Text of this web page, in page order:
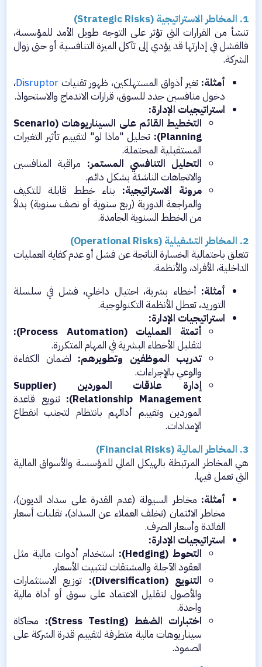
1. المخاطر الاستراتيجية (Strategic Risks)
تنشأ من القرارات التي تؤثر على التوجه طويل الأمد للمؤسسة،
فالفشل في إدارتها قد يؤدي إلى تآكل الميزة التنافسية أو حتى زوال
الشركة.​
أمثلة: تغير أذواق المستهلكين، ظهور تقنيات Disruptor،
دخول منافسين جدد للسوق، قرارات الاندماج والاستحواذ.​
استراتيجيات الإدارة:
التخطيط القائم على السيناريوهات (Scenario
Planning):
تحليل "ماذا لو" لتقييم تأثير التغيرات
المستقبلية المحتملة.​
التحليل التنافسي المستمر: مراقبة المنافسين
والاتجاهات الناشئة بشكل دائم.​
مرونة الاستراتيجية: بناء خطط قابلة للتكيف
والمراجعة الدورية (ربع سنوية أو نصف سنوية) بدلاً
من الخطط السنوية الجامدة.​
2. المخاطر التشغيلية (Operational Risks)
تتعلق باحتمالية الخسارة الناتجة عن فشل أو عدم كفاية العمليات
الداخلية، الأفراد، والأنظمة.​
أمثلة: أخطاء بشرية، احتيال داخلي، فشل في سلسلة
التوريد، تعطل الأنظمة التكنولوجية.​
استراتيجيات الإدارة:
أتمتة العمليات (Process Automation):
لتقليل الأخطاء البشرية في المهام المتكررة.​
تدريب الموظفين وتطويرهم: لضمان الكفاءة
والوعي بالإجراءات.​
إدارة علاقات الموردين (Supplier
Relationship Management):
تنويع قاعدة
الموردين وتقييم أدائهم بانتظام لتجنب انقطاع
الإمدادات.​
3. المخاطر المالية (Financial Risks)
هي المخاطر المرتبطة بالهيكل المالي للمؤسسة والأسواق المالية
التي تعمل فيها.​
أمثلة: مخاطر السيولة (عدم القدرة على سداد الديون)،
مخاطر الائتمان (تخلف العملاء عن السداد)، تقلبات أسعار
الفائدة وأسعار الصرف.​
استراتيجيات الإدارة:
التحوط (Hedging):
استخدام أدوات مالية مثل
العقود الآجلة والمشتقات لتثبيت الأسعار.​
التنويع (Diversification):
توزيع الاستثمارات
والأصول لتقليل الاعتماد على سوق أو أداة مالية
واحدة.​
اختبارات الضغط (Stress Testing):
محاكاة
سيناريوهات مالية متطرفة لتقييم قدرة الشركة على
الصمود.​